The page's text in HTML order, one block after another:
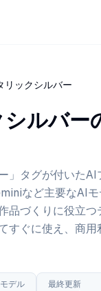
リックシルバー
ルバー
」タグが付いた
など主要なAI
品づくりに役立
すぐに使え、商用
デル 最終更新